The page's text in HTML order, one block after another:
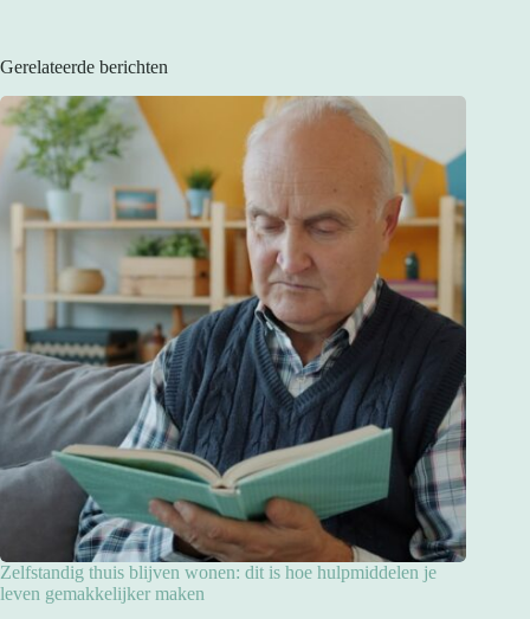
Gerelateerde berichten
Zelfstandig thuis blijven wonen: dit is hoe hulpmiddelen je
leven gemakkelijker maken